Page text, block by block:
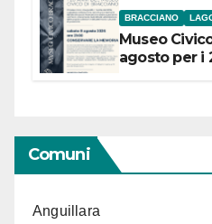
BRACCIANO
Museo
agosto per i
Comuni
Anguillara